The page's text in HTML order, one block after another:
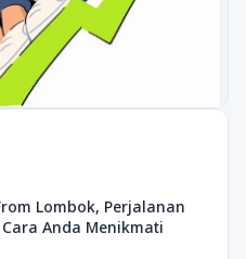
Lombok, Perjalanan
Anda Menikmati